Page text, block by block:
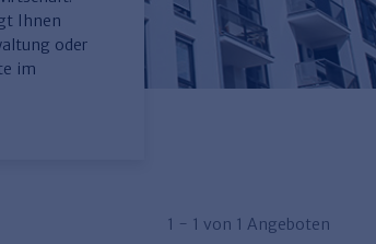
Ihnen
oder
im
1 - 1 von 1 Angeboten